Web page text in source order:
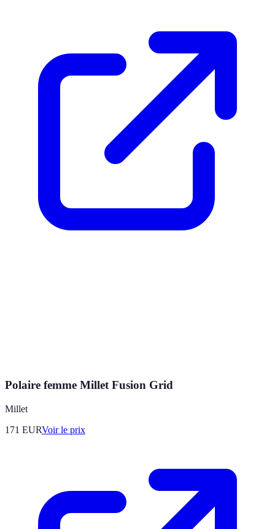
Polaire femme Millet Fusion Grid
Millet
171 EURVoir le prix